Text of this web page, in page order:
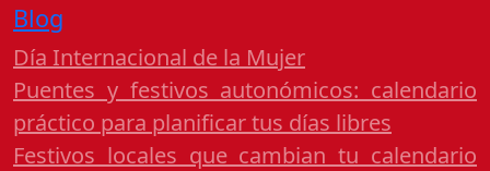
Blog
Día Internacional de la Mujer
Puentes y festivos autonómicos: calendario
práctico para planificar tus días libres
Festivos locales que cambian tu calendario